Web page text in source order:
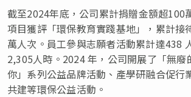
截至2024年底，公司累計捐贈金額超100
項目獲評「環保教育實踐基地」，累計接
萬人次。員工參與志願者活動累計達438
2,305人時。2024 年，公司開展了「無廢
你」系列公益品牌活動、產學研融合促行
共建等環保公益活動。